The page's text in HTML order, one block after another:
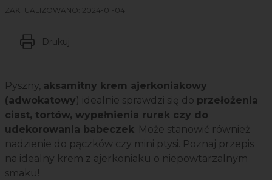
ZAKTUALIZOWANO: 2024-01-04
Drukuj
Pyszny, aksamitny krem ajerkoniakowy
(adwokatowy ) idealnie sprawdzi się do przełożenia
ciast, tortów, wypełnienia rurek czy do
udekorowania babeczek. Może stanowić również
nadzienie do pączków czy mini ptysi. Poznaj przepis
na idealny krem z ajerkoniaku o niepowtarzalnym
smaku!